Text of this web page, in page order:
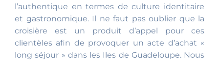
l’authentique en termes de culture identitaire
et gastronomique. Il ne faut pas oublier que la
croisière est un produit d’appel pour ces
clientèles afin de provoquer un acte d’achat «
long séjour » dans les Iles de Guadeloupe. Nous